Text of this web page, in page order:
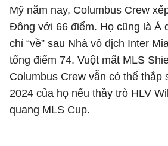
Mỹ năm nay, Columbus Crew
Đông với 66 điểm. Họ cũng là Á
chỉ “về” sau Nhà vô địch Inter
tổng điểm 74. Vuột mất MLS
Columbus Crew vẫn có thể thắp
2024 của họ nếu thầy trò HLV
quang MLS Cup.